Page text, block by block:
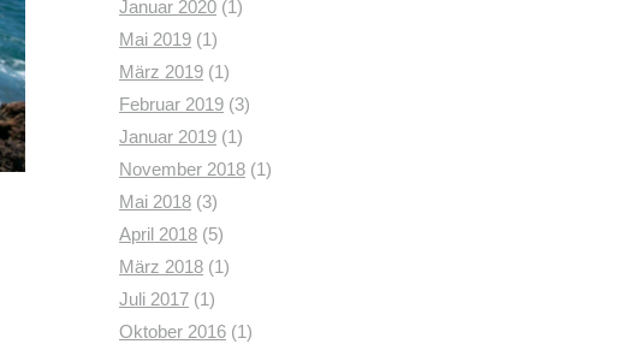
Januar 2020 (1)
Mai 2019 (1)
März 2019 (1)
Februar 2019 (3)
Januar 2019 (1)
November 2018 (1)
Mai 2018 (3)
April 2018 (5)
März 2018 (1)
Juli 2017 (1)
Oktober 2016 (1)